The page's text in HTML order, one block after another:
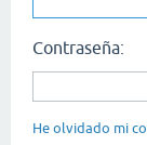
Contraseña:
He olvidado mi